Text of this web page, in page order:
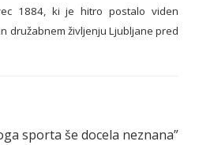
1884, ki je hitro postalo viden
družabnem življenju Ljubljane pred
sporta še docela neznana”